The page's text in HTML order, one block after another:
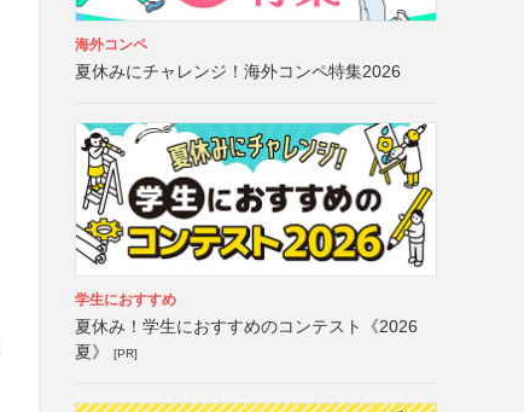
海外コンペ
夏休みにチャレンジ！海外コンペ特集2026
学生におすすめ
夏休み！学生におすすめのコンテスト《2026
夏》
[PR]